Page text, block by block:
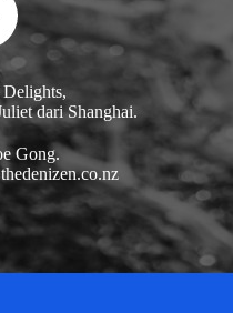
dari Shanghai.
Gong.